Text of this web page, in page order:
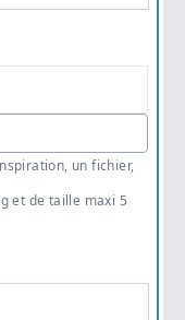
un fichier,
et de taille maxi 5